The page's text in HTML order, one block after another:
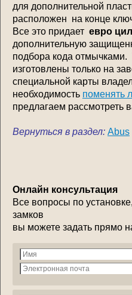
для дополнительной
расположен на конце
Все это придает евро
дополнительную
подбора кода отмычками.
изготовлены только на
специальной карты
необходимость поменять
предлагаем рассмотреть
Вернуться в раздел: Abus
Онлайн консультация
Все вопросы по
замков
вы можете задать прямо